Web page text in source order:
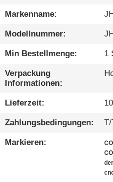
KONTAKTIEREN
SIE
UNS
Markenname:
Modellnummer:
Min Bestellmenge: 1
Verpackung
Informationen:
Lieferzeit:
Zahlungsbedingungen: T/
Markieren: